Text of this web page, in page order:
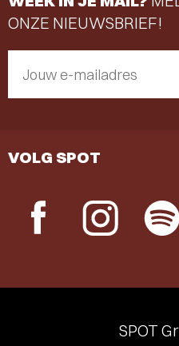
ONZE NIEUWSBRIEF!
Jouw e-mailadres
VOLG SPOT
SPOT